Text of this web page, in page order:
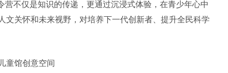
营不仅是知识的传递，更通过沉浸式体验，在青少年心中
文关怀和未来视野，对培养下一代创新者、提升全民科学
童馆创意空间